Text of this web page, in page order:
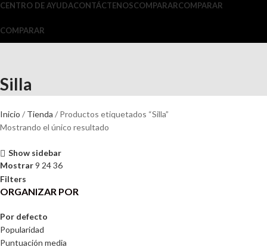
CENTRO DE AYUDACONTÁCTENOSCOMPARARCOMPARAR
COMPARAR
Silla
Inicio Tienda
Productos etiquetados “Silla”
Mostrando el único resultado
Show sidebar
Mostrar9 2436
Filters
ORGANIZAR POR
Por defecto
Popularidad
Puntuación media